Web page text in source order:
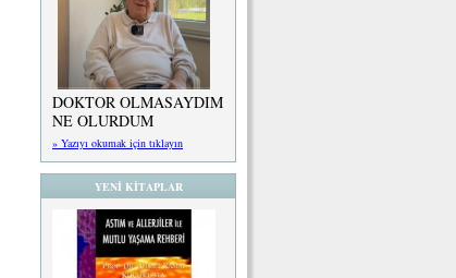
DOKTOR OLMASAYDIM
NE OLURDUM
» Yazıyı okumak için tıklayın
YENİ KİTAPLAR